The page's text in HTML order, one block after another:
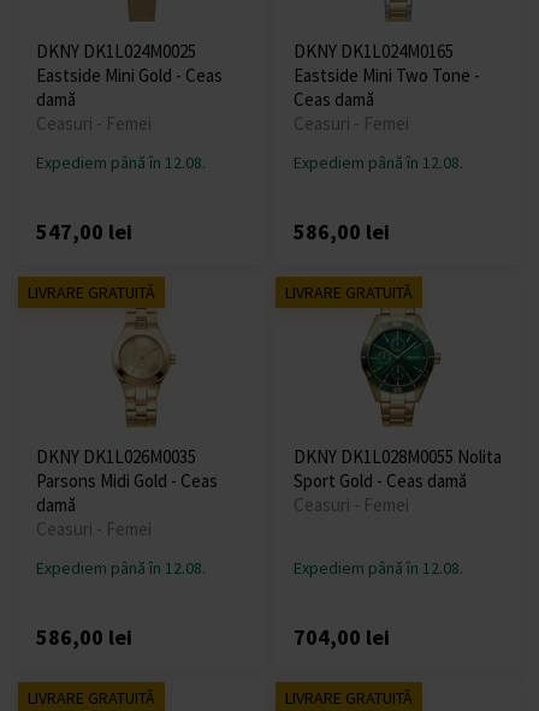
DKNY DK1L024M0025
Eastside Mini Gold - Ceas
damă
Ceasuri - Femei
Expediem până în 12.08.
547,00 lei
DKNY DK1L024M0165
Eastside Mini Two Tone -
Ceas damă
Ceasuri - Femei
Expediem până în 12.08.
586,00 lei
LIVRARE GRATUITĂ
DKNY DK1L026M0035
Parsons Midi Gold - Ceas
damă
Ceasuri - Femei
Expediem până în 12.08.
586,00 lei
LIVRARE GRATUITĂ
DKNY DK1L028M0055 Nolita
Sport Gold - Ceas damă
Ceasuri - Femei
Expediem până în 12.08.
704,00 lei
LIVRARE GRATUITĂ LIVRARE GRATUITĂ